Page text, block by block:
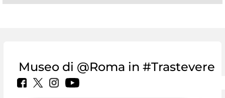
Museo di @Roma in #Trastevere